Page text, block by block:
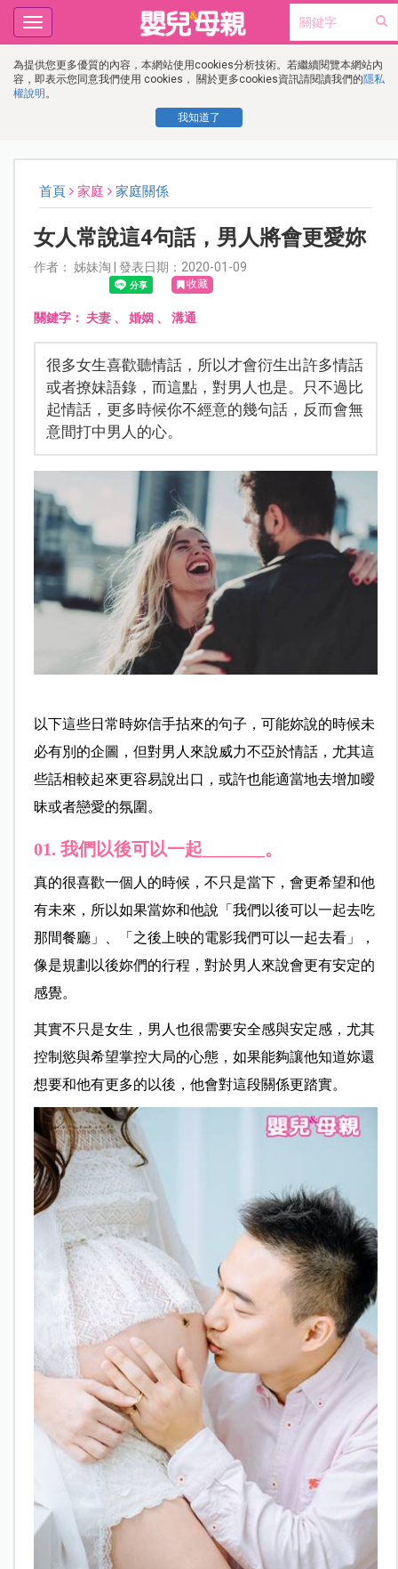
為提供您更多優質的內容，本網站使用cookies分析技術。若繼續閱覽本網站內
容，即表示您同意我們使用 cookies， 關於更多cookies資訊請閱讀我們的隱私
權說明 。
我知道了
Toggle
navigation
首頁 家庭 家庭關係
女人常說這4句話，男人將會更愛妳
作者： 姊妹淘 | 發表日期：2020-01-09
收藏
關鍵字： 夫妻、 婚姻 、 溝通
很多女生喜歡聽情話，所以才會衍生出許多情話
或者撩妹語錄，而這點，對男人也是。只不過比
起情話，更多時候你不經意的幾句話，反而會無
意間打中男人的心。
以下這些日常時妳信手拈來的句子，可能妳說的時候未
必有別的企圖，但對男人來說威力不亞於情話，尤其這
些話相較起來更容易說出口，或許也能適當地去增加曖
昧或者戀愛的氛圍。
01. 我們以後可以一起_______。
真的很喜歡一個人的時候，不只是當下，會更希望和他
有未來，所以如果當妳和他說「我們以後可以一起去吃
那間餐廳」、「之後上映的電影我們可以一起去看」，
像是規劃以後妳們的行程，對於男人來說會更有安定的
感覺。
其實不只是女生，男人也很需要安全感與安定感，尤其
控制慾與希望掌控大局的心態，如果能夠讓他知道妳還
想要和他有更多的以後，他會對這段關係更踏實。